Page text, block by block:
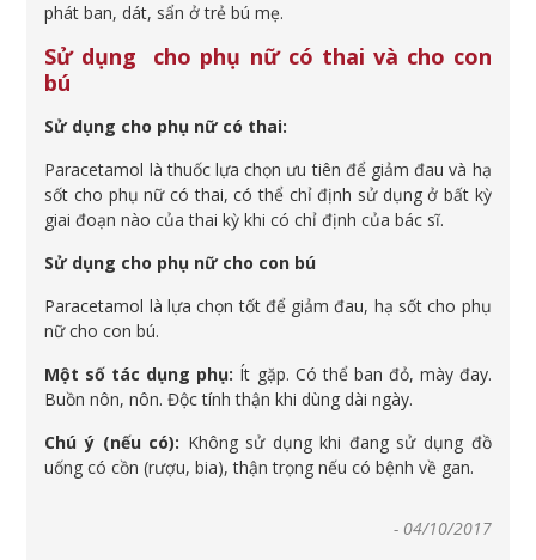
phát ban, dát, sẩn ở trẻ bú mẹ.
Sử dụng cho phụ nữ có thai và cho con
bú
Sử dụng cho phụ nữ có thai:
Paracetamol là thuốc lựa chọn ưu tiên để giảm đau và hạ
sốt cho phụ nữ có thai, có thể chỉ định sử dụng ở bất kỳ
giai đoạn nào của thai kỳ khi có chỉ định của bác sĩ.
Sử dụng cho phụ nữ cho con bú
Paracetamol là lựa chọn tốt để giảm đau, hạ sốt cho phụ
nữ cho con bú.
Một số tác dụng phụ: Ít gặp. Có thể ban đỏ, mày đay.
Buồn nôn, nôn. Độc tính thận khi dùng dài ngày.
Chú ý (nếu có): Không sử dụng khi đang sử dụng đồ
uống có cồn (rượu, bia), thận trọng nếu có bệnh về gan.
- 04/10/2017